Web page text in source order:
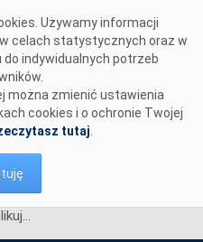
Używamy informacji
celach statystycznych oraz w
indywidualnych potrzeb
można zmienić ustawienia
cookies i o ochronie Twojej
tutaj
Publikujemy poprawione wstępne wyniki aukcji dodatkowej na 1. kwartał roku dostaw 2027